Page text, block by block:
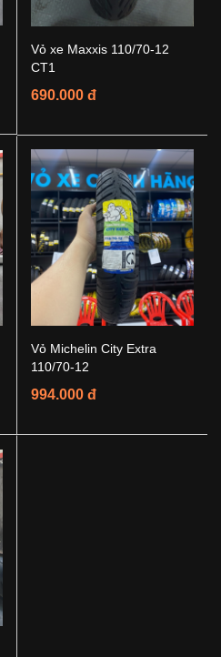
Vỏ xe Maxxis 110/70-12
CT1
690.000 đ
Vỏ Michelin City Extra
110/70-12
994.000 đ